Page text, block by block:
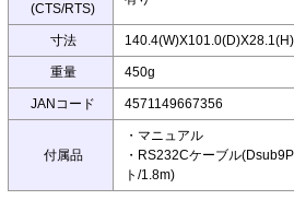
(CTS/RTS)
寸法
重量 450g
JANコード 4571149667356
付属品
・マニュアル
・RS232Cケーブル
ト/1.8m)